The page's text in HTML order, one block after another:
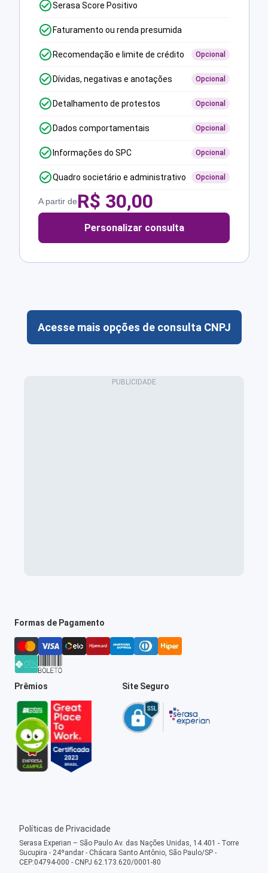
Serasa Score Positivo
Faturamento ou renda presumida
Recomendação e limite de crédito Opcional
Dívidas, negativas e anotações Opcional
Detalhamento de protestos Opcional
Dados comportamentais Opcional
Informações do SPC Opcional
Quadro societário e administrativo Opcional
A partir deR$ 30,00
Personalizar consulta
Acesse mais opções de consulta CNPJ
Formas de Pagamento
Prêmios Site Seguro
Políticas de Privacidade
Serasa Experian – São Paulo Av. das Nações Unidas, 14.401 - Torre
Sucupira - 24ºandar - Chácara Santo Antônio, São Paulo/SP -
CEP:04794-000 - CNPJ 62.173.620/0001-80